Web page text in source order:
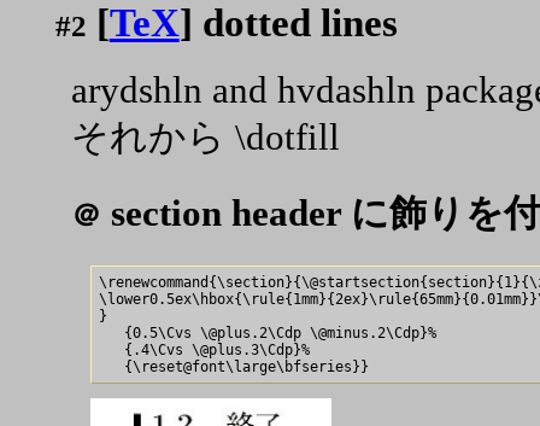
#2 [TeX] dotted lines
arydshln and hvdashln
それから \dotfill
＠ section header に飾りを
}
   {0.5\Cvs \@plus.2\Cdp \@minus.2\Cdp}%
   {.4\Cvs \@plus.3\Cdp}%